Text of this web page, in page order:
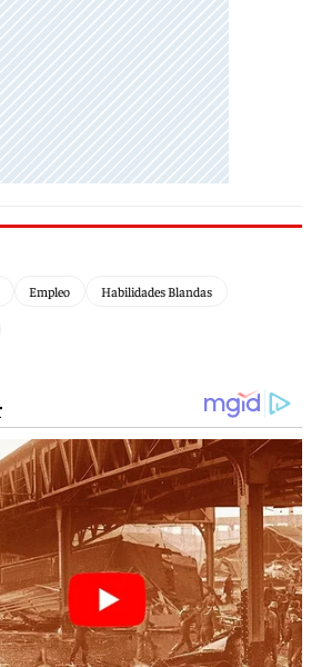
Empleo Habilidades Blandas